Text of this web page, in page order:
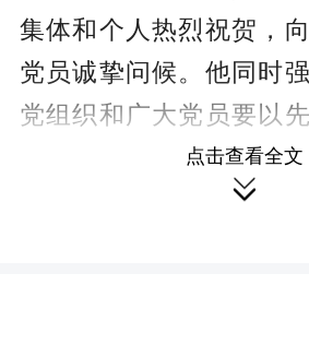
集体和个人热烈祝贺，
党员诚挚问候。他同时
党组织和广大党员要以
样为力量，振奋精神、
快推动中国式现代化醴
点击查看全文
